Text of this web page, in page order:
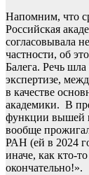
Напомним, что
Российская
согласовывала
частности, об
Балега. Речь
экспертизе,
в качестве
академики. В
функции вышей
вообще
РАН (ей в 2024
иначе, как кто-
окончательно!».